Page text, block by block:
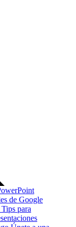
de Google
Tips para